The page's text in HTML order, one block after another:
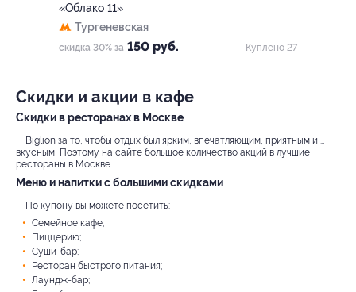
«Облако 11»
Тургеневская
скидка 30% за 150 руб. Куплено 27
Скидки и акции в кафе
Скидки в ресторанах в Москве
Biglion за то, чтобы отдых был ярким, впечатляющим, приятным и …
вкусным! Поэтому на сайте большое количество акций в лучшие
рестораны в Москве.
Меню и напитки с большими скидками
По купону вы можете посетить:
Семейное кафе;
Пиццерию;
Суши-бар;
Ресторан быстрого питания;
Лаундж-бар;